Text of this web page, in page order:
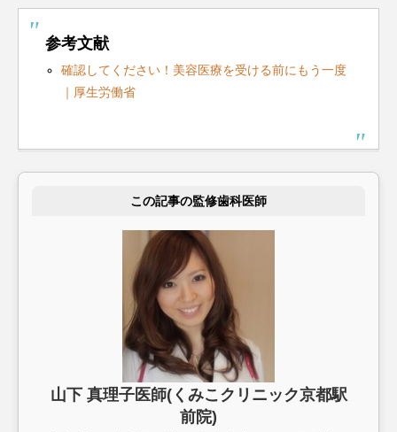
参考文献
確認してください！美容医療を受ける前にもう一度
｜厚生労働省
この記事の監修歯科医師
山下 真理子医師(くみこクリニック京都駅
前院)